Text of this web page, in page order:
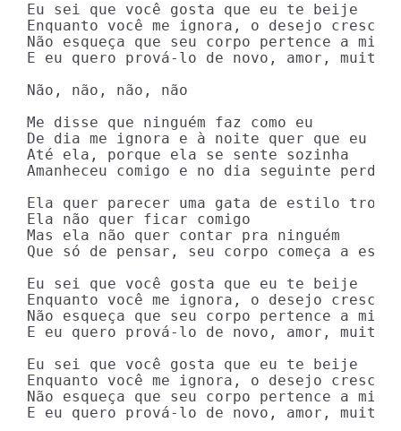
Eu sei que você gosta que eu te beije
Enquanto você me ignora, o desejo cresce
Não esqueça que seu corpo pertence a mim
E eu quero prová-lo de novo, amor, muitas
Não, não, não, não
Me disse que ninguém faz como eu
De dia me ignora e à noite quer que eu vá
Até ela, porque ela se sente sozinha
Amanheceu comigo e no dia seguinte
Ela quer parecer uma gata de estilo
Ela não quer ficar comigo
Mas ela não quer contar pra ninguém
Que só de pensar, seu corpo começa a
Eu sei que você gosta que eu te beije
Enquanto você me ignora, o desejo cresce
Não esqueça que seu corpo pertence a mim
E eu quero prová-lo de novo, amor, muitas
Eu sei que você gosta que eu te beije
Enquanto você me ignora, o desejo cresce
Não esqueça que seu corpo pertence a mim
E eu quero prová-lo de novo, amor, muitas